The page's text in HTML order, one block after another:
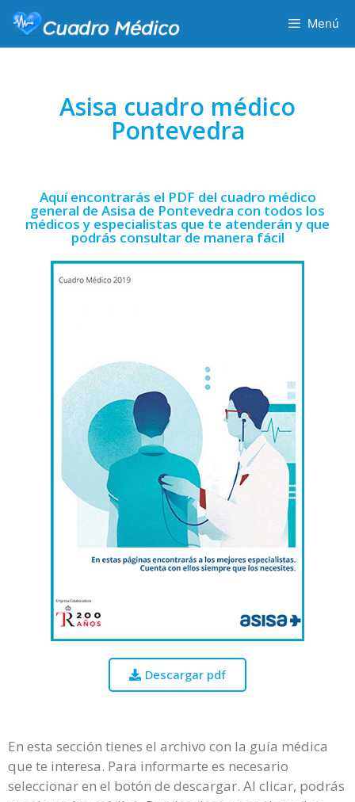
Menú
Asisa cuadro médico
Pontevedra
Aquí encontrarás el PDF del cuadro médico
general de Asisa de Pontevedra con todos los
médicos y especialistas que te atenderán y que
podrás consultar de manera fácil
Descargar pdf
En esta sección tienes el archivo con la guía médica
que te interesa. Para informarte es necesario
seleccionar en el botón de descargar. Al clicar, podrás